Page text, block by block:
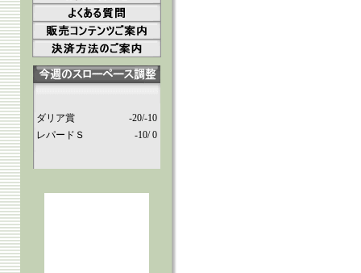
ダリア賞
-20/-10
レパードＳ
-10/ 0